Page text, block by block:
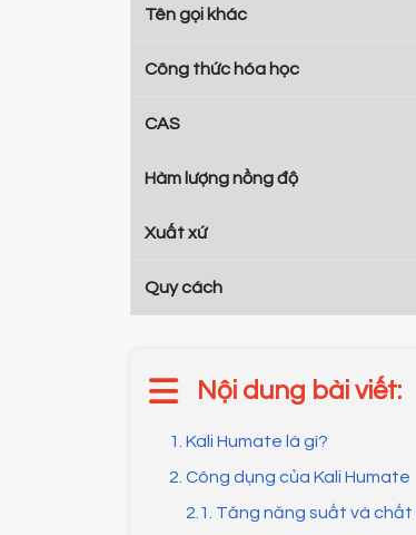
Tên gọi khác
Công thức hóa học
CAS
Hàm lượng nồng độ
Xuất xứ
Quy cách
Nội dung bài viết:
1. Kali Humate là gì?
2. Công dụng của Kali Humate
2.1. Tăng năng suất và